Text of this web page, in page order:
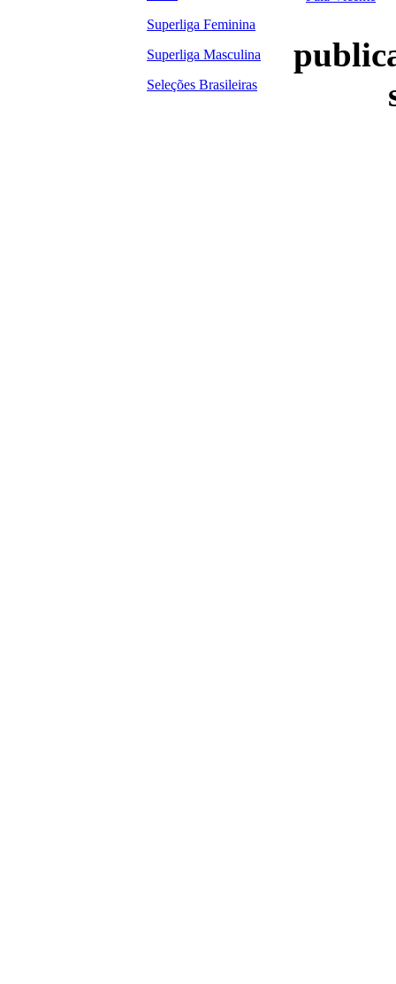
Superliga Feminina
Superliga Masculina
Seleções Brasileiras